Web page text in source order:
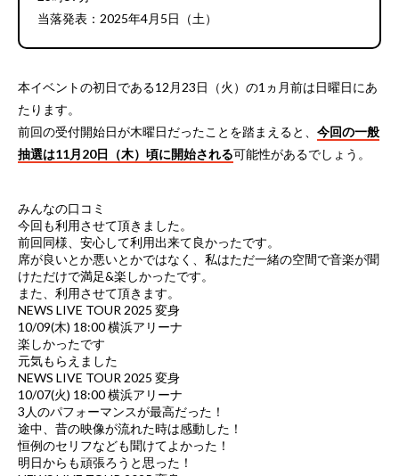
当落発表：2025年4月5日（土）
本イベントの初日である12月23日（火）の1ヵ月前は日曜日にあ
たります。
前回の受付開始日が木曜日だったことを踏まえると、 今回の一般
抽選は11月20日（木）頃に開始される可能性があるでしょう。
みんなの口コミ
今回も利用させて頂きました。
前回同様、安心して利用出来て良かったです。
席が良いとか悪いとかではなく、私はただ一緒の空間で音楽が聞
けただけで満足&楽しかったです。
また、利用させて頂きます。
NEWS LIVE TOUR 2025 変身
10/09(木) 18:00 横浜アリーナ
楽しかったです
元気もらえました
NEWS LIVE TOUR 2025 変身
10/07(火) 18:00 横浜アリーナ
3人のパフォーマンスが最高だった！
途中、昔の映像が流れた時は感動した！
恒例のセリフなども聞けてよかった！
明日からも頑張ろうと思った！